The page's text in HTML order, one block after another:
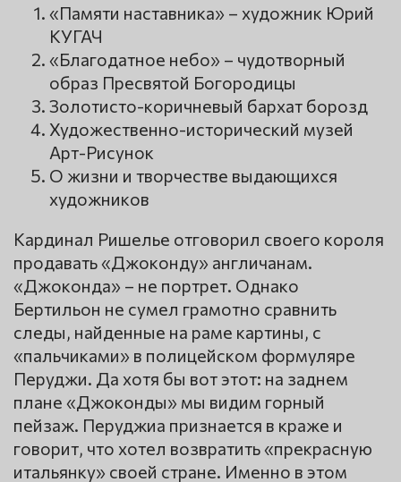
«Памяти наставника» – художник Юрий
КУГАЧ
«Благодатное небо» – чудотворный
образ Пресвятой Богородицы
Золотисто-коричневый бархат борозд
Художественно-исторический музей
Арт-Рисунок
О жизни и творчестве выдающихся
художников
Кардинал Ришелье отговорил своего короля
продавать «Джоконду» англичанам.
«Джоконда» – не портрет. Однако
Бертильон не сумел грамотно сравнить
следы, найденные на раме картины, с
«пальчиками» в полицейском формуляре
Перуджи. Да хотя бы вот этот: на заднем
плане «Джоконды» мы видим горный
пейзаж. Перуджиа признается в краже и
говорит, что хотел возвратить «прекрасную
итальянку» своей стране. Именно в этом